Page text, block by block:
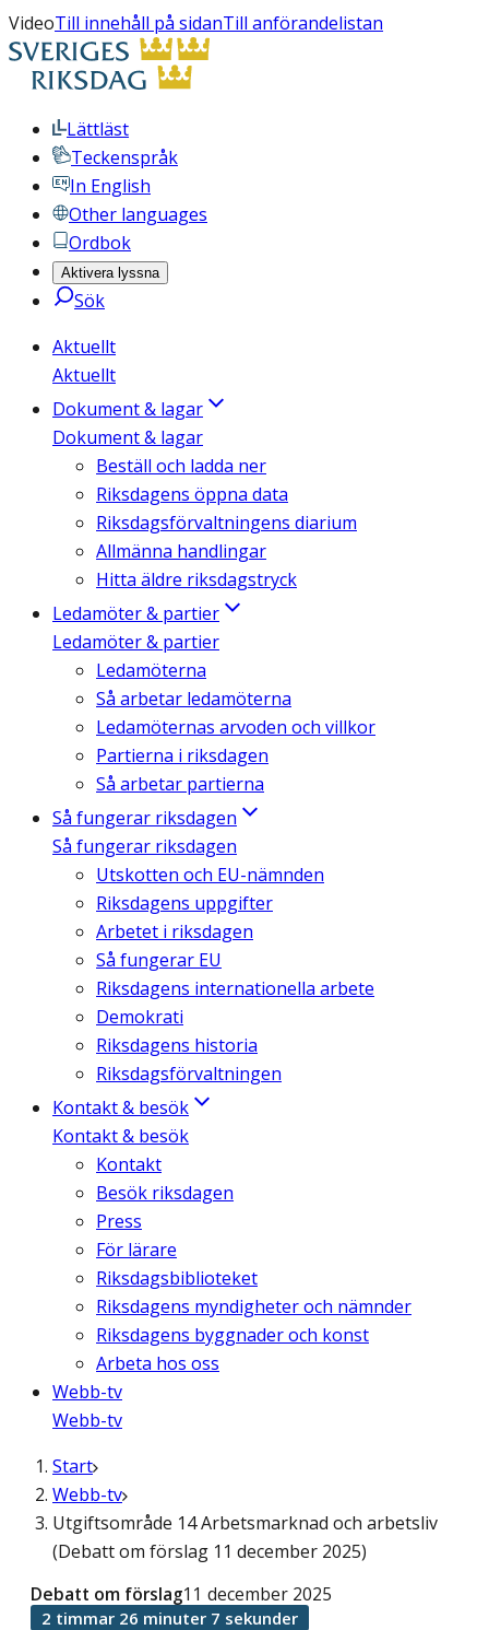
VideoTill innehåll på sidanTill anförandelistan
Lättläst
Teckenspråk
In English
Other languages
Ordbok
Aktivera lyssna
Sök
Aktuellt
Aktuellt
Dokument & lagar
Dokument & lagar
Beställ och ladda ner
Riksdagens öppna data
Riksdagsförvaltningens diarium
Allmänna handlingar
Hitta äldre riksdagstryck
Ledamöter & partier
Ledamöter & partier
Ledamöterna
Så arbetar ledamöterna
Ledamöternas arvoden och villkor
Partierna i riksdagen
Så arbetar partierna
Så fungerar riksdagen
Så fungerar riksdagen
Utskotten och EU-nämnden
Riksdagens uppgifter
Arbetet i riksdagen
Så fungerar EU
Riksdagens internationella arbete
Demokrati
Riksdagens historia
Riksdagsförvaltningen
Kontakt & besök
Kontakt & besök
Kontakt
Besök riksdagen
Press
För lärare
Riksdagsbiblioteket
Riksdagens myndigheter och nämnder
Riksdagens byggnader och konst
Arbeta hos oss
Webb-tv
Webb-tv
Start
Webb-tv
Utgiftsområde 14 Arbetsmarknad och arbetsliv
(Debatt om förslag 11 december 2025)
Debatt om förslag11 december 2025
2 timmar 26 minuter 7 sekunder